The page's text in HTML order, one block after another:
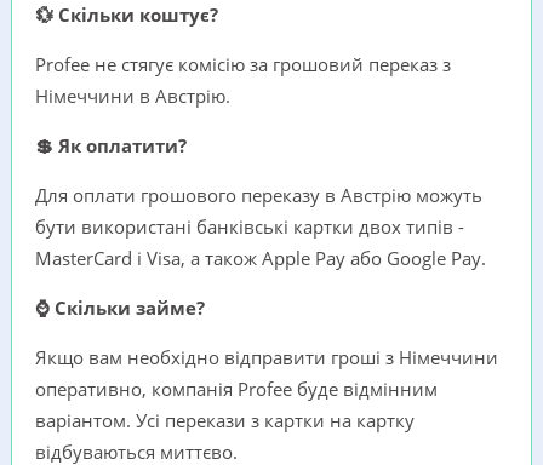
💱 Скільки коштує?
Profee не стягує комісію за грошовий переказ з
Німеччини в Австрію.
💲 Як оплатити?
Для оплати грошового переказу в Австрію можуть
бути використані банківські картки двох типів -
MasterCard i Visa, а також Apple Pay або Google Pay.
⌚ Скільки займе?
Якщо вам необхідно відправити гроші з Німеччини
оперативно, компанія Profee буде відмінним
варіантом. Усі перекази з картки на картку
відбуваються миттєво.